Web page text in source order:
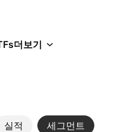
더보기
실적 세그먼트